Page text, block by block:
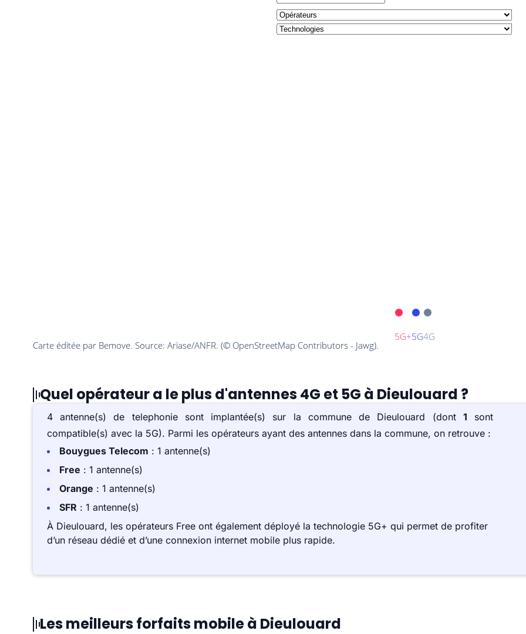
Quel opérateur a le plus d'antennes 4G et 5G à Dieulouard ?
4 antenne(s) de telephonie sont implantée(s) sur la commune de Dieulouard (dont 1 sont
compatible(s) avec la 5G). Parmi les opérateurs ayant des antennes dans la commune, on retrouve :
Bouygues Telecom : 1 antenne(s)
Free : 1 antenne(s)
Orange : 1 antenne(s)
SFR : 1 antenne(s)
À Dieulouard, les opérateurs Free ont également déployé la technologie 5G+ qui permet de profiter
d’un réseau dédié et d’une connexion internet mobile plus rapide.
Les meilleurs forfaits mobile à Dieulouard